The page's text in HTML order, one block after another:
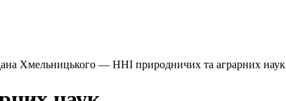
Хмельницького — ННІ природничих та аграрних наук